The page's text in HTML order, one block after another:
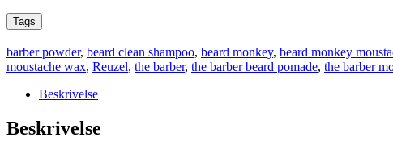
Tags
barber powder, beard clean shampoo, beard monkey, beard monkey
moustache wax, Reuzel, the barber, the barber beard pomade, the barber
Beskrivelse
Beskrivelse